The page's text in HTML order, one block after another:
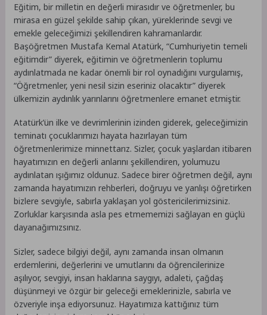
Eğitim, bir milletin en değerli mirasıdır ve öğretmenler, bu
mirasa en güzel şekilde sahip çıkan, yüreklerinde sevgi ve
emekle geleceğimizi şekillendiren kahramanlardır.
Başöğretmen Mustafa Kemal Atatürk, “Cumhuriyetin temeli
eğitimdir” diyerek, eğitimin ve öğretmenlerin toplumu
aydınlatmada ne kadar önemli bir rol oynadığını vurgulamış,
“Öğretmenler, yeni nesil sizin eseriniz olacaktır” diyerek
ülkemizin aydınlık yarınlarını öğretmenlere emanet etmiştir.
Atatürk’ün ilke ve devrimlerinin izinden giderek, geleceğimizin
teminatı çocuklarımızı hayata hazırlayan tüm
öğretmenlerimize minnettarız. Sizler, çocuk yaşlardan itibaren
hayatımızın en değerli anlarını şekillendiren, yolumuzu
aydınlatan ışığımız oldunuz. Sadece birer öğretmen değil, aynı
zamanda hayatımızın rehberleri, doğruyu ve yanlışı öğretirken
bizlere sevgiyle, sabırla yaklaşan yol göstericilerimizsiniz.
Zorluklar karşısında asla pes etmememizi sağlayan en güçlü
dayanağımızsınız.
Sizler, sadece bilgiyi değil, aynı zamanda insan olmanın
erdemlerini, değerlerini ve umutlarını da öğrencilerinize
aşılıyor, sevgiyi, insan haklarına saygıyı, adaleti, çağdaş
düşünmeyi ve özgür bir geleceği emeklerinizle, sabırla ve
özveriyle inşa ediyorsunuz. Hayatımıza kattığınız tüm